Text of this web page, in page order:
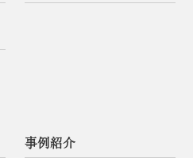
事例紹介